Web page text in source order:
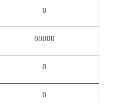
0
80000
0
0